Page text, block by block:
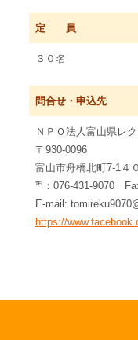
定 員
３０名
問合せ・申込先
ＮＰＯ法人富山県レ
〒930-0096
富山市舟橋北町7-1４
℡：076-431-9070
E-mail:
https://